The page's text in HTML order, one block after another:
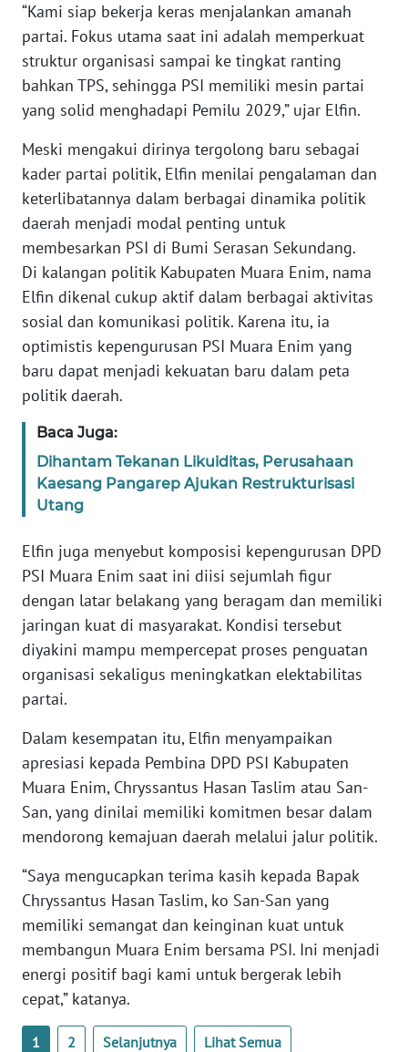
“Kami siap bekerja keras menjalankan amanah
partai. Fokus utama saat ini adalah memperkuat
struktur organisasi sampai ke tingkat ranting
bahkan TPS, sehingga PSI memiliki mesin partai
yang solid menghadapi Pemilu 2029,” ujar Elfin.
Meski mengakui dirinya tergolong baru sebagai
kader partai politik, Elfin menilai pengalaman dan
keterlibatannya dalam berbagai dinamika politik
daerah menjadi modal penting untuk
membesarkan PSI di Bumi Serasan Sekundang.
Di kalangan politik Kabupaten Muara Enim, nama
Elfin dikenal cukup aktif dalam berbagai aktivitas
sosial dan komunikasi politik. Karena itu, ia
optimistis kepengurusan PSI Muara Enim yang
baru dapat menjadi kekuatan baru dalam peta
politik daerah.
Baca Juga:
Dihantam Tekanan Likuiditas, Perusahaan
Kaesang Pangarep Ajukan Restrukturisasi
Utang
Elfin juga menyebut komposisi kepengurusan DPD
PSI Muara Enim saat ini diisi sejumlah figur
dengan latar belakang yang beragam dan memiliki
jaringan kuat di masyarakat. Kondisi tersebut
diyakini mampu mempercepat proses penguatan
organisasi sekaligus meningkatkan elektabilitas
partai.
Dalam kesempatan itu, Elfin menyampaikan
apresiasi kepada Pembina DPD PSI Kabupaten
Muara Enim, Chryssantus Hasan Taslim atau San-
San, yang dinilai memiliki komitmen besar dalam
mendorong kemajuan daerah melalui jalur politik.
“Saya mengucapkan terima kasih kepada Bapak
Chryssantus Hasan Taslim, ko San-San yang
memiliki semangat dan keinginan kuat untuk
membangun Muara Enim bersama PSI. Ini menjadi
energi positif bagi kami untuk bergerak lebih
cepat,” katanya.
1 2 Selanjutnya Lihat Semua
KEPRI
WN
PAPUA
PAPUA
BARAT
RIAU
WN
SERAMBI
WN
JAMBI
SULTRA
WN
NTB
WN
SULTENG
WN
SULBAR
BABEL
WN
SUMBAR
WN
SUMSEL
BENGKULU
WN
LAMPUNG
WN
JATENG